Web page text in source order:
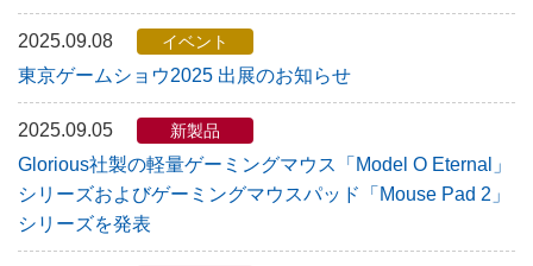
2025.09.08 イベント
東京ゲームショウ2025 出展のお知らせ
2025.09.05 新製品
Glorious社製の軽量ゲーミングマウス「Model O Eternal」
シリーズおよびゲーミングマウスパッド「Mouse Pad 2」
シリーズを発表